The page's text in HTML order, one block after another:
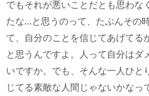
でもそれが悪いことだとも思わな
たな...と思うのって、たぶんその
て、自分のことを信じてあげてる
と思うんですよ。人って自分はダ
いですか。でも、そんな一人ひと
じてる素敵な人間じゃないかなっ